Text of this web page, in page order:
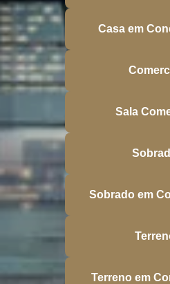
Casa em
Sala
Sobrado em
Terreno em